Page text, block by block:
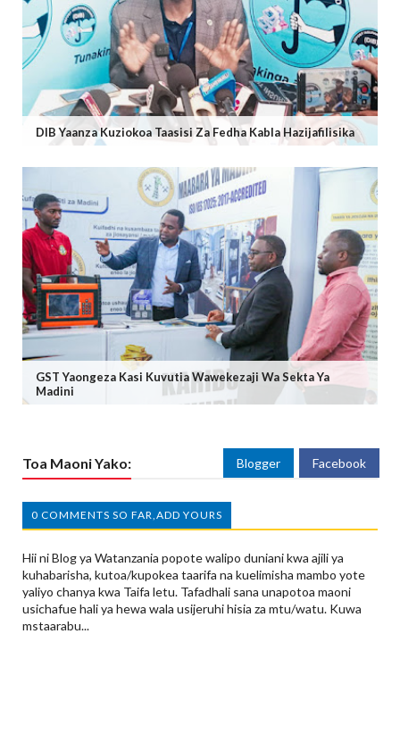
DIB Yaanza Kuziokoa Taasisi Za Fedha Kabla Hazijafilisika
GST Yaongeza Kasi Kuvutia Wawekezaji Wa Sekta Ya
Madini
Toa Maoni Yako: Blogger Facebook
0 COMMENTS SO FAR,ADD YOURS
Hii ni Blog ya Watanzania popote walipo duniani kwa ajili ya
kuhabarisha, kutoa/kupokea taarifa na kuelimisha mambo yote
yaliyo chanya kwa Taifa letu. Tafadhali sana unapotoa maoni
usichafue hali ya hewa wala usijeruhi hisia za mtu/watu. Kuwa
mstaarabu...